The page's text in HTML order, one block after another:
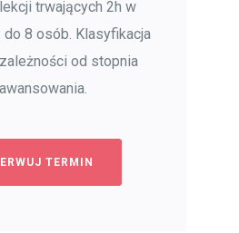
trwających 2h w
do 8 osób. Klasyfikacja
od stopnia
TERMIN